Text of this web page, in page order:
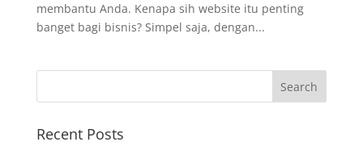
membantu Anda. Kenapa sih website itu penting
banget bagi bisnis? Simpel saja, dengan...
Recent Posts